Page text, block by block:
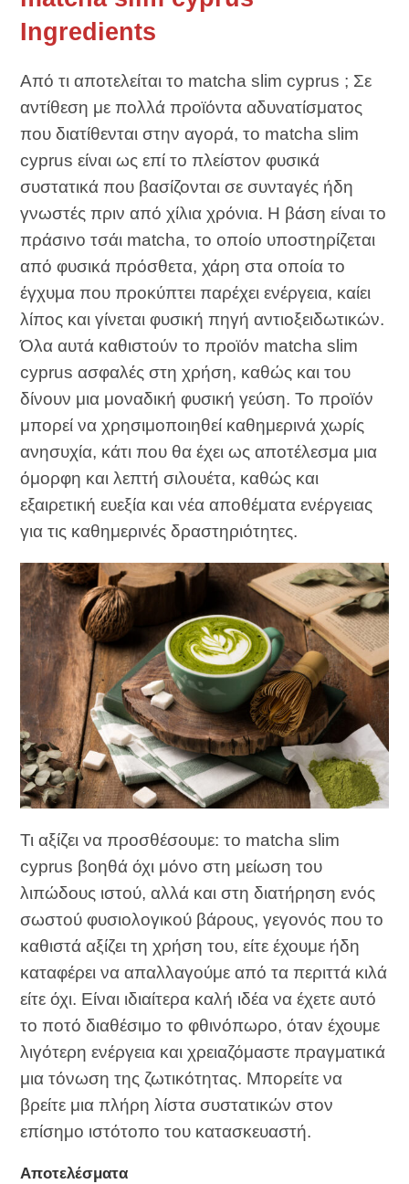
Ingredients
Από τι αποτελείται το matcha slim cyprus ; Σε
αντίθεση με πολλά προϊόντα αδυνατίσματος
που διατίθενται στην αγορά, το matcha slim
cyprus είναι ως επί το πλείστον φυσικά
συστατικά που βασίζονται σε συνταγές ήδη
γνωστές πριν από χίλια χρόνια. Η βάση είναι το
πράσινο τσάι matcha, το οποίο υποστηρίζεται
από φυσικά πρόσθετα, χάρη στα οποία το
έγχυμα που προκύπτει παρέχει ενέργεια, καίει
λίπος και γίνεται φυσική πηγή αντιοξειδωτικών.
Όλα αυτά καθιστούν το προϊόν matcha slim
cyprus ασφαλές στη χρήση, καθώς και του
δίνουν μια μοναδική φυσική γεύση. Το προϊόν
μπορεί να χρησιμοποιηθεί καθημερινά χωρίς
ανησυχία, κάτι που θα έχει ως αποτέλεσμα μια
όμορφη και λεπτή σιλουέτα, καθώς και
εξαιρετική ευεξία και νέα αποθέματα ενέργειας
για τις καθημερινές δραστηριότητες.
Τι αξίζει να προσθέσουμε: το matcha slim
cyprus βοηθά όχι μόνο στη μείωση του
λιπώδους ιστού, αλλά και στη διατήρηση ενός
σωστού φυσιολογικού βάρους, γεγονός που το
καθιστά αξίζει τη χρήση του, είτε έχουμε ήδη
καταφέρει να απαλλαγούμε από τα περιττά κιλά
είτε όχι. Είναι ιδιαίτερα καλή ιδέα να έχετε αυτό
το ποτό διαθέσιμο το φθινόπωρο, όταν έχουμε
λιγότερη ενέργεια και χρειαζόμαστε πραγματικά
μια τόνωση της ζωτικότητας. Μπορείτε να
βρείτε μια πλήρη λίστα συστατικών στον
επίσημο ιστότοπο του κατασκευαστή.
Αποτελέσματα